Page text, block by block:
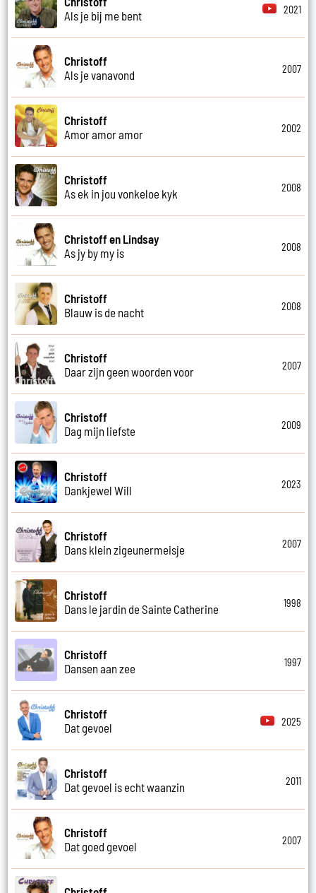
Als je bij me bent
2021
Christoff
Als je vanavond
2007
Christoff
Amor amor amor
2002
Christoff
As ek in jou vonkeloe kyk
2008
Christoff en Lindsay
As jy by my is
2008
Christoff
Blauw is de nacht
2008
Christoff
Daar zijn geen woorden voor
2007
Christoff
Dag mijn liefste
2009
Christoff
Dankjewel Will
2023
Christoff
Dans klein zigeunermeisje
2007
Christoff
Dans le jardin de Sainte Catherine
1998
Christoff
Dansen aan zee
1997
Christoff
Dat gevoel
2025
Christoff
Dat gevoel is echt waanzin
2011
Christoff
Dat goed gevoel
2007